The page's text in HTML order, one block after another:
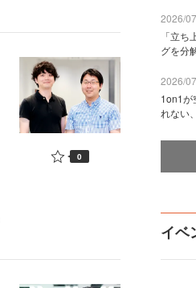
0
2026/
「立
グを分
2026/
1on1
れない
イベ